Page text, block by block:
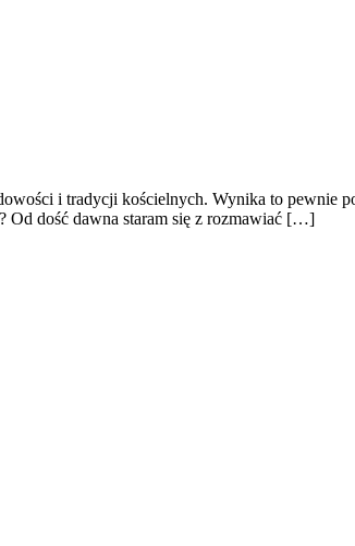
i tradycji kościelnych. Wynika to pewnie
Od dość dawna staram się z rozmawiać […]